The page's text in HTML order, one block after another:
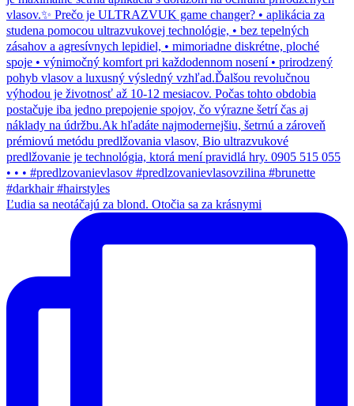
Ľudia sa neotáčajú za blond. Otočia sa za krásnymi